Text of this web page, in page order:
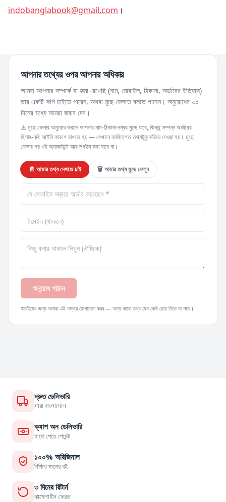
indobanglabook@gmail.com ।
আপনার তথ্যের ওপর আপনার অধিকার
আমরা আপনার সম্পর্কে যা জমা রেখেছি (নাম, মোবাইল, ঠিকানা, অর্ডারের ইতিহাস)
তার একটি কপি চাইতে পারেন, অথবা মুছে ফেলতে বলতে পারেন। অনুরোধের ৩০
দিনের মধ্যে আমরা জবাব দেব।
⚠️ মুছে ফেলার অনুরোধ করলে আপনার নাম-ঠিকানা-নম্বর মুছে যাবে, কিন্তু সম্পন্ন অর্ডারের
হিসাব-নথি আইনি কারণে রাখতে হয় — সেখানে ব্যক্তিগত তথ্যটুকু সরিয়ে দেওয়া হয়। মুছে
ফেলার পর ওই অ্যাকাউন্টে আর লগইন করা যাবে না।
📄 আমার তথ্য দেখতে চাই 🗑️ আমার তথ্য মুছে ফেলুন
অনুরোধ পাঠান
যাচাইয়ের জন্য আমরা এই নম্বরে যোগাযোগ করব — অন্য কারো তথ্য যেন কেউ চেয়ে নিতে না পারে।
দ্রুত ডেলিভারি
সারা বাংলাদেশে
ক্যাশ অন ডেলিভারি
হাতে পেয়ে পেমেন্ট
১০০% অরিজিনাল
নিশ্চিত মানের বই
৩ দিনের রিটার্ন
ঝামেলাহীন ফেরত